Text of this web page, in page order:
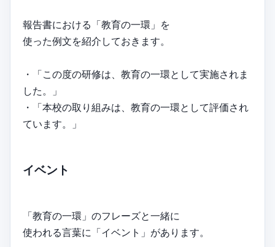
報告書における「教育の一環」を
使った例文を紹介しておきます。
・「この度の研修は、教育の一環として実施されま
した。」
・「本校の取り組みは、教育の一環として評価され
ています。」
イベント
「教育の一環」のフレーズと一緒に
使われる言葉に「イベント」があります。